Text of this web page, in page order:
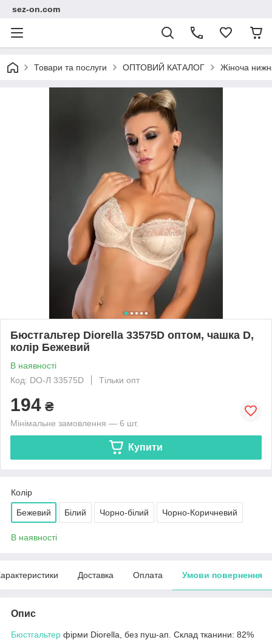
sez-on.com
Товари та послуги ОПТОВИЙ КАТАЛОГ Жіноча
Бюстгальтер Diorella 33575D оптом, чашка D,
колір Бежевий
В наявності
Код: DO-Л 33575D
Тільки опт
194 ₴
Мінімальне замовлення — 6 шт.
Купити
Колір
Бежевий Білий Чорно-білий Чорно-Коричневий
В наявності
Доставка Оплата Умови повернення
Опис
Бюстгальтер фірми Diorella, без пуш-ап. Склад тканини: 82%